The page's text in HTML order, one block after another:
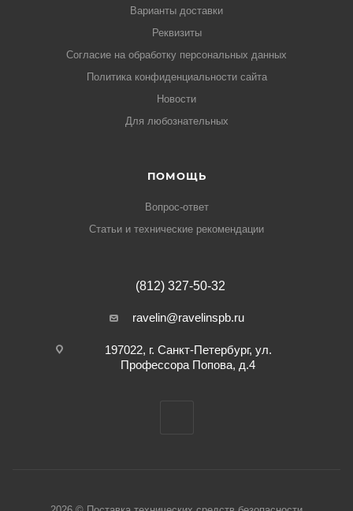
Варианты доставки
Реквизиты
Согласие на обработку персональных данных
Политика конфиденциальности сайта
Новости
Для любознательных
ПОМОЩЬ
Вопрос-ответ
Статьи и технические рекомендации
(812) 327-50-32
ravelin@ravelinspb.ru
197022, г. Санкт-Петербург, ул.
Профессора Попова, д.4